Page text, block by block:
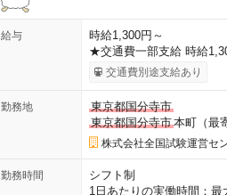
給与
時給1,300円～
★交通費一部支給 時給
交通費別途支給あり
勤務地
東京都国分寺市
東京都国分寺市本町（最
株式会社全国試験運営セ
勤務時間
シフト制
1日あたりの実働時間：